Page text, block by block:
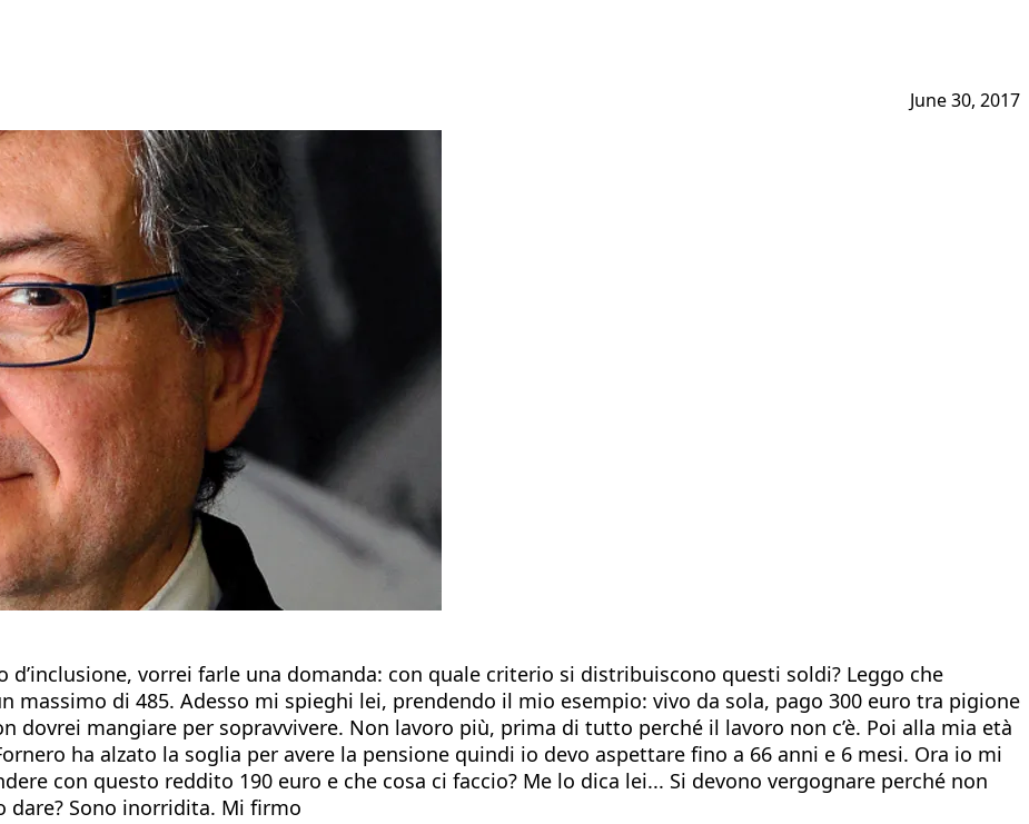
June 30, 2017
vorrei farle una domanda: con quale criterio si distribuiscono questi soldi? Leggo che
massimo di 485. Adesso mi spieghi lei, prendendo il mio esempio: vivo da sola, pago 300 euro tra pigione
dovrei mangiare per sopravvivere. Non lavoro più, prima di tutto perché il lavoro non c’è. Poi alla mia età
ha alzato la soglia per avere la pensione quindi io devo aspettare fino a 66 anni e 6 mesi. Ora io mi
con questo reddito 190 euro e che cosa ci faccio? Me lo dica lei... Si devono vergognare perché non
dare? Sono inorridita. Mi firmo